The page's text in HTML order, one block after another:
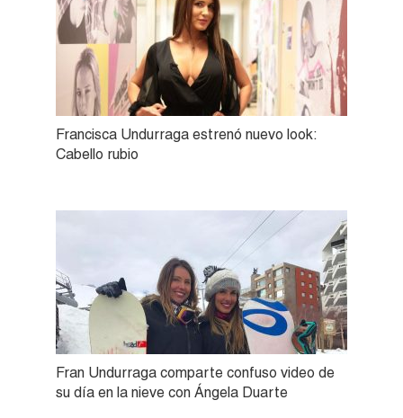
Francisca Undurraga estrenó nuevo look:
Cabello rubio
Fran Undurraga comparte confuso video de
su día en la nieve con Ángela Duarte